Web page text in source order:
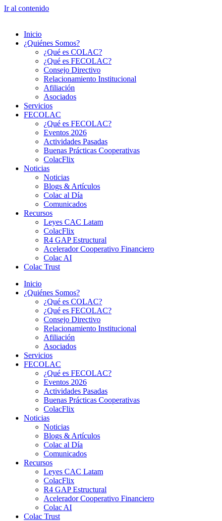
Ir al contenido
Inicio
¿Quiénes Somos?
¿Qué es COLAC?
¿Qué es FECOLAC?
Consejo Directivo
Relacionamiento Institucional
Afiliación
Asociados
Servicios
FECOLAC
¿Qué es FECOLAC?
Eventos 2026
Actividades Pasadas
Buenas Prácticas Cooperativas
ColacFlix
Noticias
Noticias
Blogs & Artículos
Colac al Día
Comunicados
Recursos
Leyes CAC Latam
ColacFlix
R4 GAP Estructural
Acelerador Cooperativo Financiero
Colac AI
Colac Trust
Inicio
¿Quiénes Somos?
¿Qué es COLAC?
¿Qué es FECOLAC?
Consejo Directivo
Relacionamiento Institucional
Afiliación
Asociados
Servicios
FECOLAC
¿Qué es FECOLAC?
Eventos 2026
Actividades Pasadas
Buenas Prácticas Cooperativas
ColacFlix
Noticias
Noticias
Blogs & Artículos
Colac al Día
Comunicados
Recursos
Leyes CAC Latam
ColacFlix
R4 GAP Estructural
Acelerador Cooperativo Financiero
Colac AI
Colac Trust